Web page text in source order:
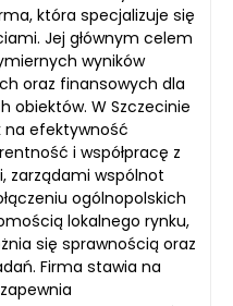
która specjalizuje się
Jej głównym celem
wyników
oraz finansowych dla
obiektów. W Szczecinie
na efektywność
i współpracę z
zarządami wspólnot
ogólnopolskich
lokalnego rynku,
się sprawnością oraz
Firma stawia na